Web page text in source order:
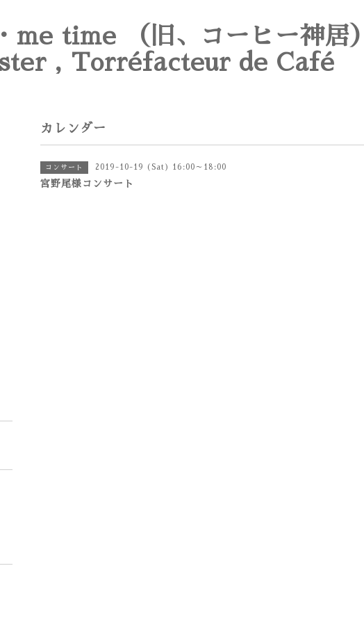
me time （旧、コーヒー神居）
, Torréfacteur de Café
カレンダー
コンサート 2019-10-19 (Sat) 16:00～18:00
宮野尾様コンサート